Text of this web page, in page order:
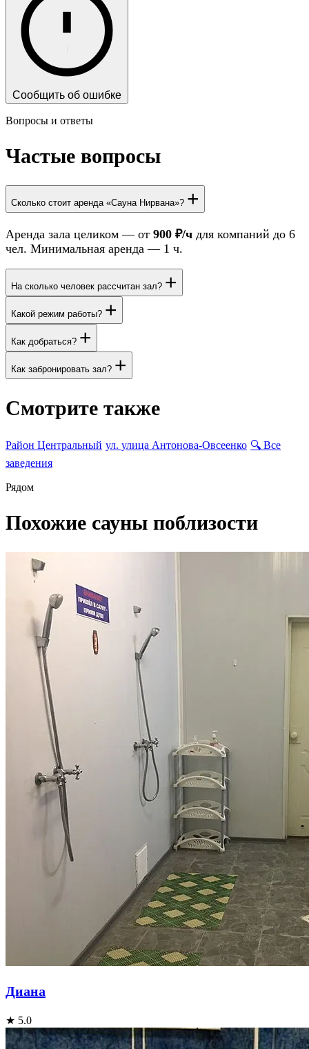
Сообщить об ошибке
Вопросы и ответы
Частые вопросы
Сколько стоит аренда «Сауна Нирвана»? +
Аренда зала целиком — от 900 ₽/ч для компаний до 6
чел. Минимальная аренда — 1 ч.
На сколько человек рассчитан зал? +
Какой режим работы? +
Как добраться? +
Как забронировать зал? +
Смотрите также
Район Центральный ул. улица Антонова-Овсеенко 🔍 Все
заведения
Рядом
Похожие сауны поблизости
Диана
★ 5.0